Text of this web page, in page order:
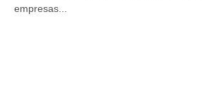
empresas...